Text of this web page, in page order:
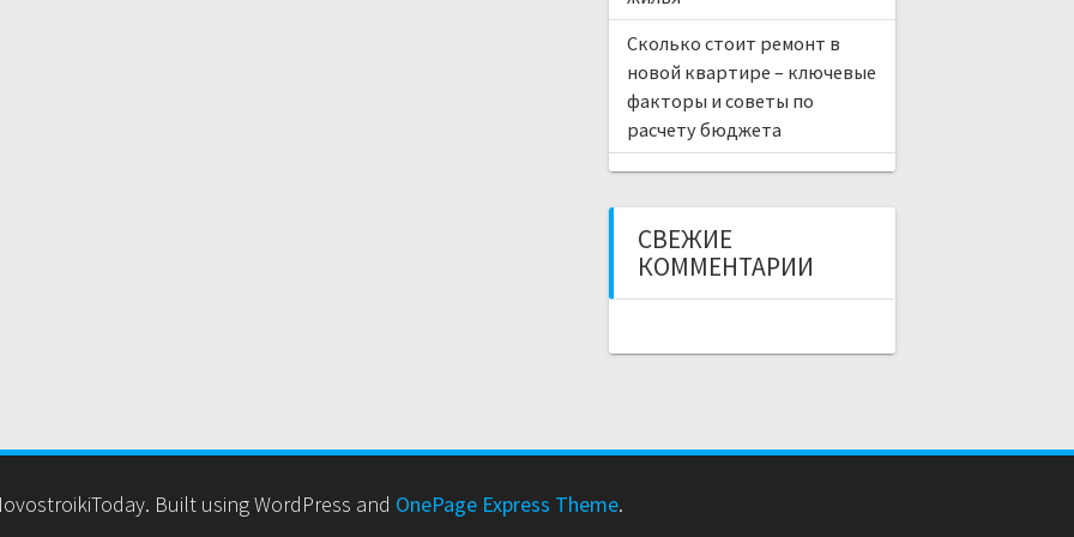
Сколько стоит ремонт в
новой квартире – ключевые
факторы и советы по
расчету бюджета
СВЕЖИЕ
КОММЕНТАРИИ
Built using WordPress and OnePage Express Theme.